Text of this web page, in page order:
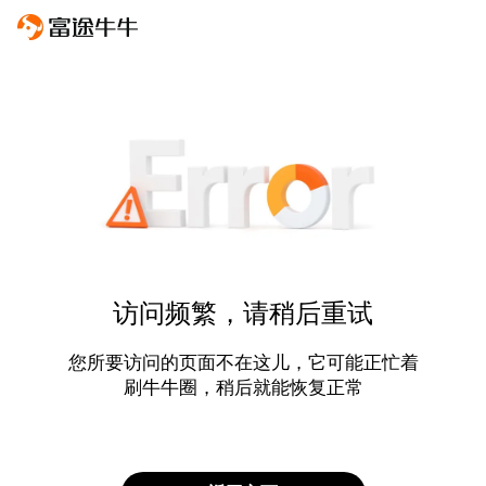
访问频繁，请稍后重试
您所要访问的页面不在这儿，它可能正忙着
刷牛牛圈，稍后就能恢复正常